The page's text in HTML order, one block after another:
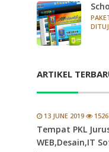
ARTIKEL
13 JUNE 2019
Tempat PKL
WEB,Desain,IT